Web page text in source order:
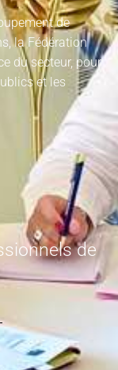
de
la Fédération
du secteur, pour
et les
de